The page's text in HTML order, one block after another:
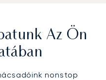
Az Ön
nonstop